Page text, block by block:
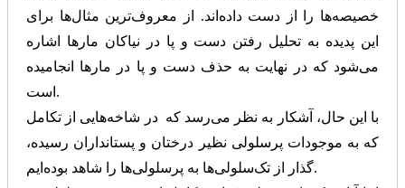
خصیصه‌ها را از دست داده‌اند. از معروف‌ترین مثال‌ها برای
این پدیده به تحلیل رفتن دست و پا در نیاکان مارها اشاره
می‌شود که در نهایت به حذف دست و پا در مارها انجامیده
است.
با این حال، آشکار به نظر می‌رسد که در شاخه‌هایی از تکامل
که به موجودات پرسلولی نظیر درختان و پستانداران رسیده،
گذار از تک‌سلولی‌ها به پرسلولی‌ها را شاهد بوده‌ایم.